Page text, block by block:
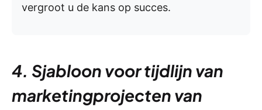
vergroot u de kans op succes.
4. Sjabloon voor tijdlijn van
marketingprojecten van